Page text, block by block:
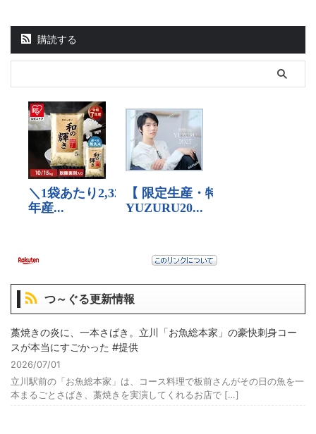
購読する
つ～ぐる更新情報
藁焼きの炎に、一本さばき。立川「お魚総本家」の豪快刺身コー
スが本当にすごかった #提供
2026/07/01
立川駅前の「お魚総本家」は、コース料理で板前さんがその日の魚を一
本まるごとさばき、藁焼きを実演してくれるお店で […]